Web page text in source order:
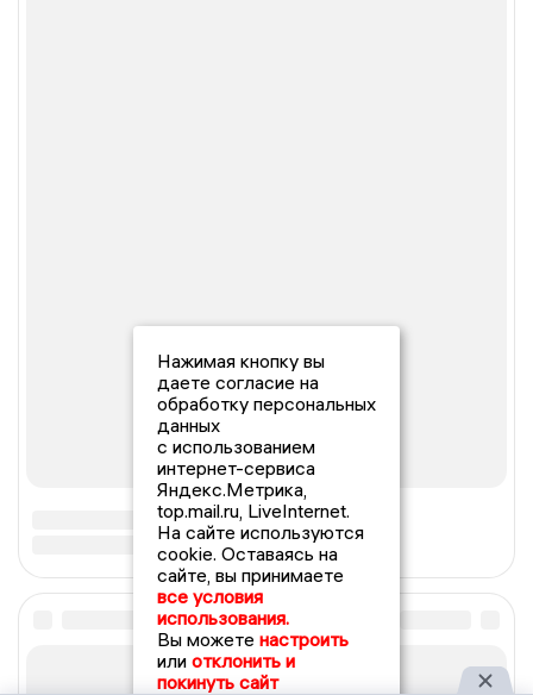
Нажимая кнопку вы
даете согласие на
обработку персональных
данных
с использованием
интернет-сервиса
Яндекс.Метрика,
top.mail.ru, LiveInternet.
На сайте используются
cookie. Оставаясь на
сайте, вы принимаете
все условия
использования.
Вы можете настроить
или отклонить и
покинуть сайт